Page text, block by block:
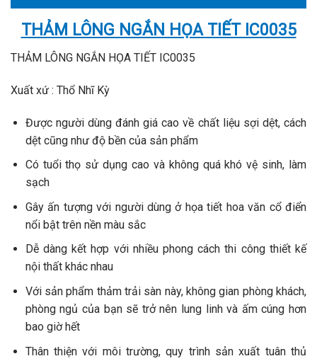
THẢM LÔNG NGẮN HỌA TIẾT IC0035
THẢM LÔNG NGẮN HỌA TIẾT IC0035
Xuất xứ : Thổ Nhĩ Kỳ
Được người dùng đánh giá cao về chất liệu sợi dệt, cách
dệt cũng như độ bền của sản phẩm
Có tuổi thọ sử dụng cao và không quá khó vệ sinh, làm
sạch
Gây ấn tượng với người dùng ở họa tiết hoa văn cổ điển
nổi bật trên nền màu sắc
Dễ dàng kết hợp với nhiều phong cách thi công thiết kế
nội thất khác nhau
Với sản phẩm thảm trải sàn này, không gian phòng khách,
phòng ngủ của bạn sẽ trở nên lung linh và ấm cúng hơn
bao giờ hết
Thân thiện với môi trường, quy trình sản xuất tuân thủ